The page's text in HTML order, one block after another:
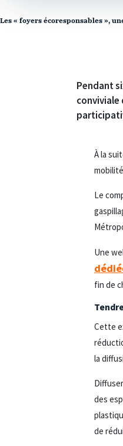
Les « foyers écoresponsables »,
Pendant
conviviale
À la
Le
Une
fin de
Cette
la
des
de